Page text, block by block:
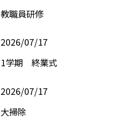
教職員研修
2026/07/17
1学期 終業式
2026/07/17
大掃除